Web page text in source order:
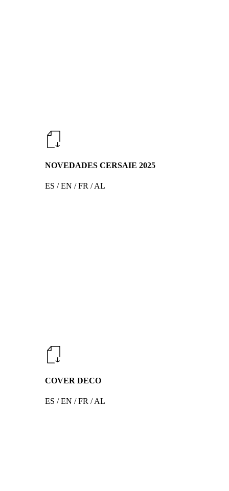
NOVEDADES CERSAIE 2025
ES / EN / FR / AL
COVER DECO
ES / EN / FR / AL